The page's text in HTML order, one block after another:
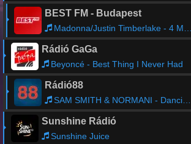
BEST FM - Budapest
Madonna/Justin Timberlake - 4 Minutes
Rádió GaGa
Beyoncé - Best Thing I Never Had
Rádió88
SAM SMITH & NORMANI - Dancing With A Stranger
Sunshine Rádió
Sunshine Juice